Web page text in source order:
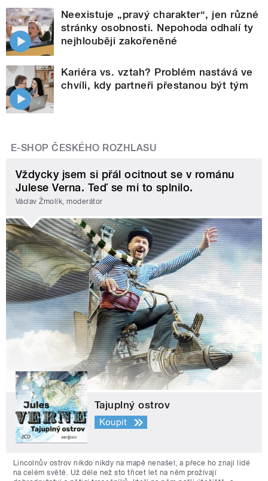
Neexistuje „pravý charakter“, jen různé
stránky osobnosti. Nepohoda odhalí ty
nejhlouběji zakořeněné
Kariéra vs. vztah? Problém nastává ve
chvíli, kdy partneři přestanou být tým
E-SHOP ČESKÉHO ROZHLASU
Vždycky jsem si přál ocitnout se v románu
Julese Verna. Teď se mi to splnilo.
Václav Žmolík, moderátor
Tajuplný ostrov
Koupit
Lincolnův ostrov nikdo nikdy na mapě nenašel, a přece ho znají lidé
na celém světě. Už déle než sto třicet let na něm prožívají